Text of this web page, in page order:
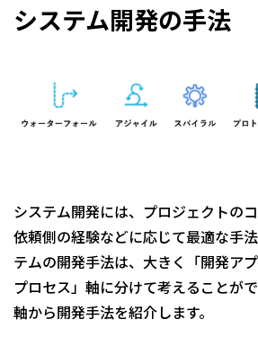
システム開発の手法
システム開発には、プロジェクトの
依頼側の経験などに応じて最適な手
テムの開発手法は、大きく「開発ア
プロセス」軸に分けて考えることが
軸から開発手法を紹介します。